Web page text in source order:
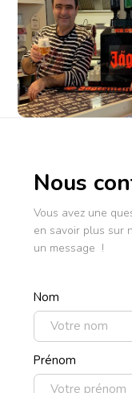
Nous
Vous avez une
en savoir plus sur
un message !
Nom
Prénom